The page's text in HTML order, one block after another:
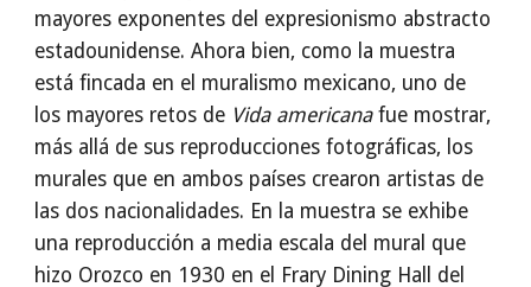
mayores exponentes del expresionismo abstracto
estadounidense. Ahora bien, como la muestra
está fincada en el muralismo mexicano, uno de
los mayores retos de Vida americanafue mostrar,
más allá de sus reproducciones fotográficas, los
murales que en ambos países crearon artistas de
las dos nacionalidades. En la muestra se exhibe
una reproducción a media escala del mural que
hizo Orozco en 1930 en el Frary Dining Hall del